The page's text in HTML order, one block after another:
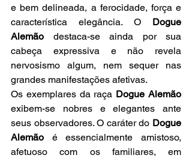
e bem delineada, a ferocidade, força e
característica elegância. O Dogue
Alemão destaca-se ainda por sua
cabeça expressiva e não revela
nervosismo algum, nem sequer nas
grandes manifestações afetivas.
Os exemplares da raça Dogue Alemão
exibem-se nobres e elegantes ante
seus observadores. O caráter do Dogue
Alemão é essencialmente amistoso,
afetuoso com os familiares, em